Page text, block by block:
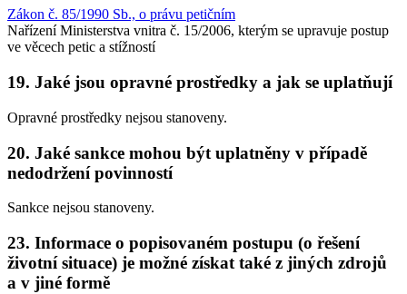
Zákon č. 85/1990 Sb., o právu petičním
Nařízení Ministerstva vnitra č. 15/2006, kterým se upravuje postup
ve věcech petic a stížností
19. Jaké jsou opravné prostředky a jak se uplatňují
Opravné prostředky nejsou stanoveny.
20. Jaké sankce mohou být uplatněny v případě
nedodržení povinností
Sankce nejsou stanoveny.
23. Informace o popisovaném postupu (o řešení
životní situace) je možné získat také z jiných zdrojů
a v jiné formě